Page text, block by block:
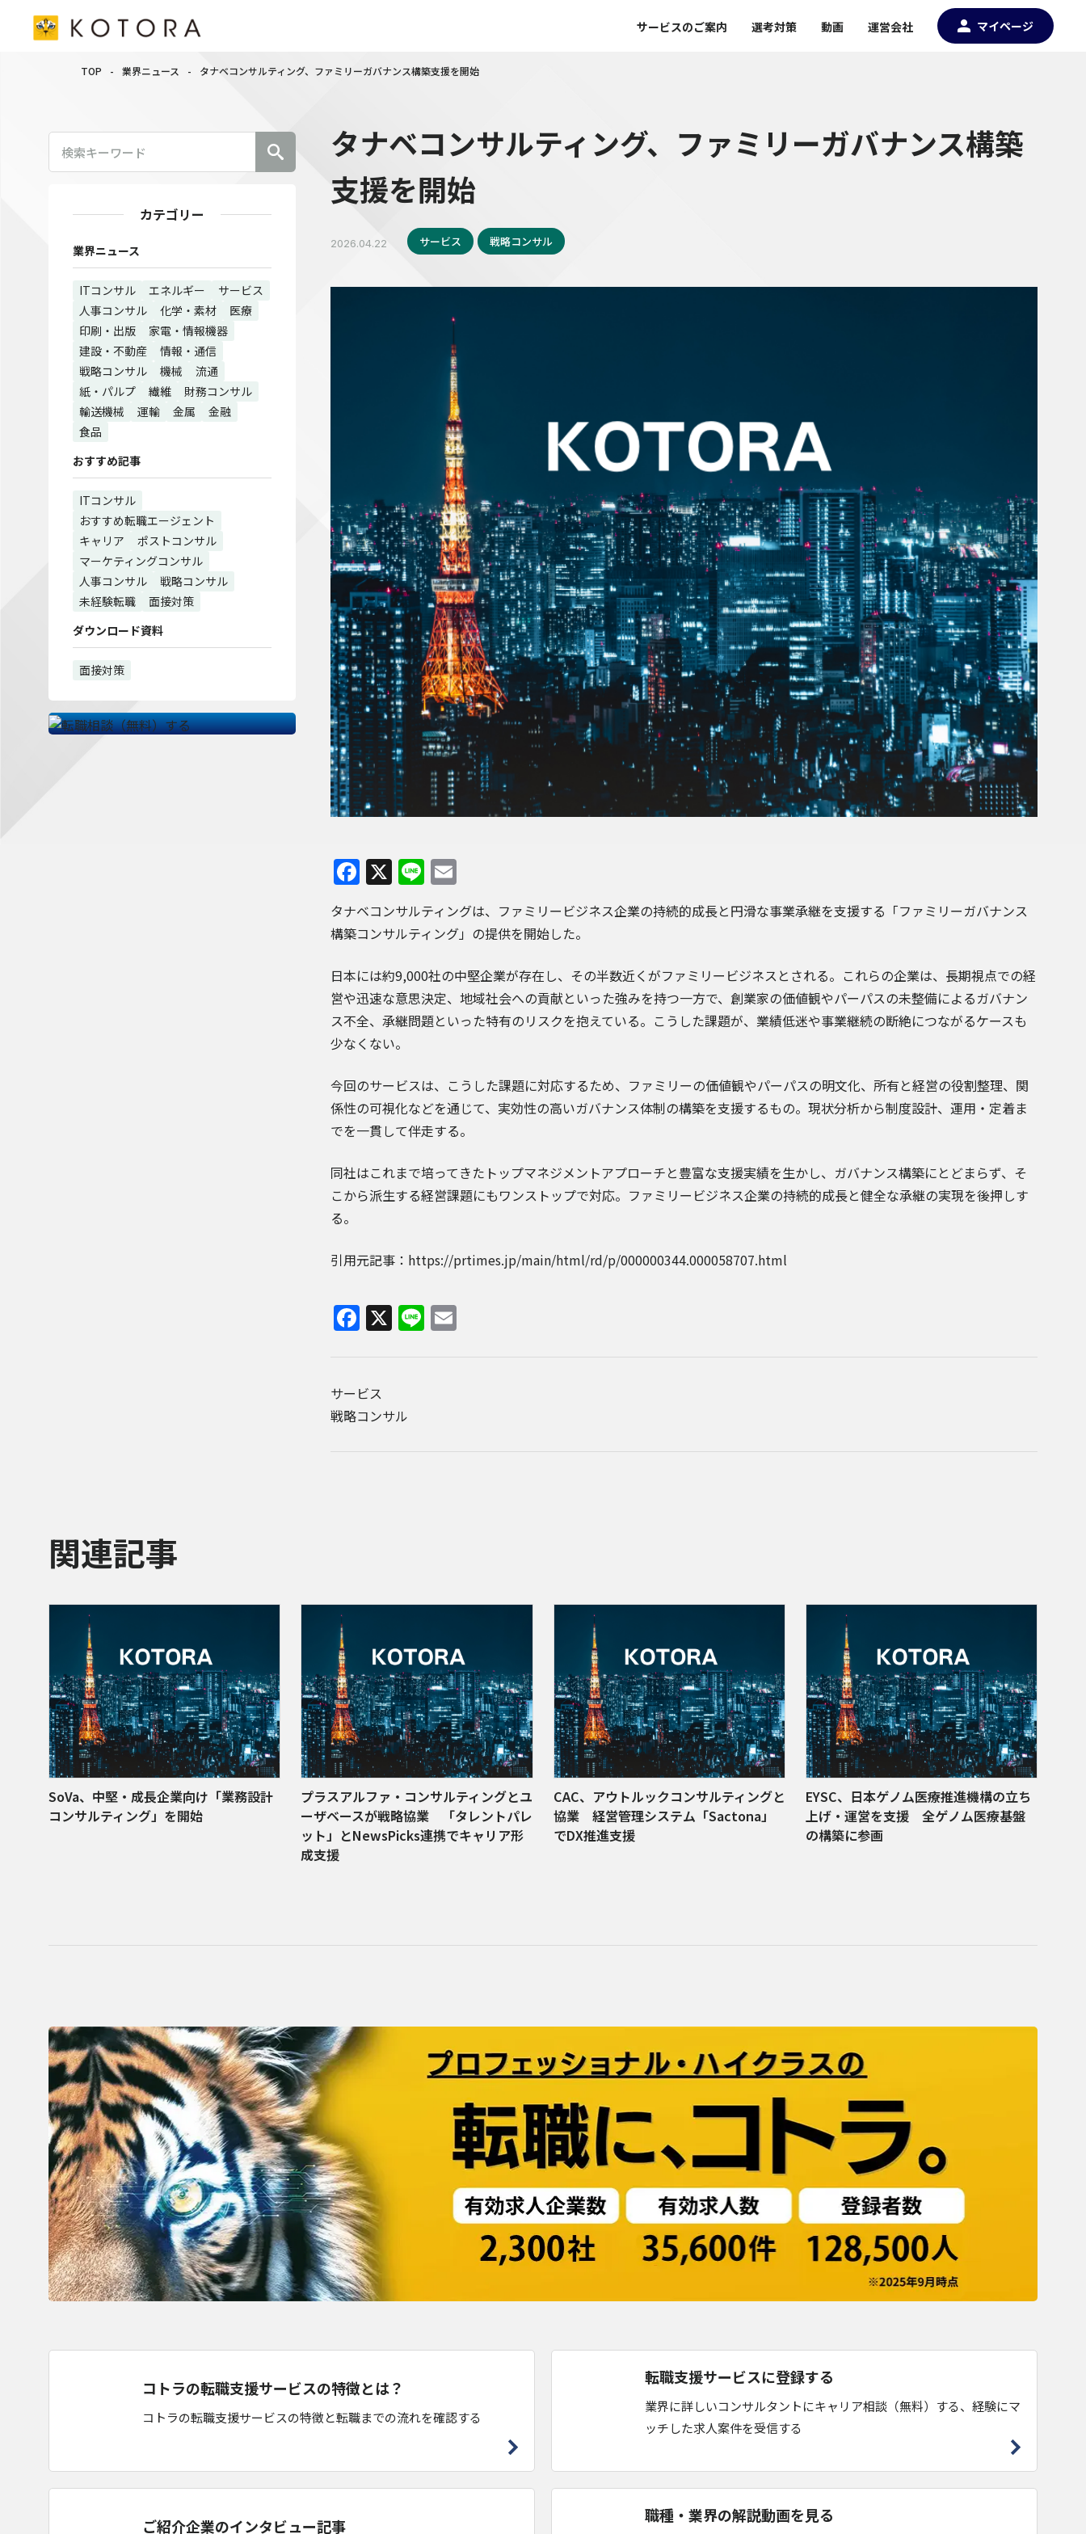
サービスのご案内 選考対策 動画 運営会社 マイページ
TOP - 業界ニュース - タナベコンサルティング、ファミリーガバナンス構築支援を開始
カテゴリー
業界ニュース
ITコンサル エネルギー
サービス
人事コンサル
化学・素材
医療
印刷・出版
家電・情報機器
建設・不動産
情報・通信
戦略コンサル
機械
流通
紙・パルプ
繊維
財務コンサル
輸送機械
運輸 金属
金融
食品
おすすめ記事
ITコンサル
おすすめ転職エージェント
キャリア
ポストコンサル
マーケティングコンサル
人事コンサル
戦略コンサル
未経験転職
面接対策
ダウンロード資料
面接対策
タナベコンサルティング、ファミリーガバナンス構築
支援を開始
2026.04.22 サービス 戦略コンサル
Facebook
X LineEmail
タナベコンサルティングは、ファミリービジネス企業の持続的成長と円滑な事業承継を支援する「ファミリーガバナンス
構築コンサルティング」の提供を開始した。
日本には約9,000社の中堅企業が存在し、その半数近くがファミリービジネスとされる。これらの企業は、長期視点での経
営や迅速な意思決定、地域社会への貢献といった強みを持つ一方で、創業家の価値観やパーパスの未整備によるガバナン
ス不全、承継問題といった特有のリスクを抱えている。こうした課題が、業績低迷や事業継続の断絶につながるケースも
少なくない。
今回のサービスは、こうした課題に対応するため、ファミリーの価値観やパーパスの明文化、所有と経営の役割整理、関
係性の可視化などを通じて、実効性の高いガバナンス体制の構築を支援するもの。現状分析から制度設計、運用・定着ま
でを一貫して伴走する。
同社はこれまで培ってきたトップマネジメントアプローチと豊富な支援実績を生かし、ガバナンス構築にとどまらず、そ
こから派生する経営課題にもワンストップで対応。ファミリービジネス企業の持続的成長と健全な承継の実現を後押しす
る。
引用元記事：https://prtimes.jp/main/html/rd/p/000000344.000058707.html
Facebook
X LineEmail
サービス
戦略コンサル
関連記事
SoVa、中堅・成長企業向け「業務設計
コンサルティング」を開始
プラスアルファ・コンサルティングとユ
ーザベースが戦略協業 「タレントパレ
ット」とNewsPicks連携でキャリア形
成支援
CAC、アウトルックコンサルティングと
協業 経営管理システム「Sactona」
でDX推進支援
EYSC、日本ゲノム医療推進機構の立ち
上げ・運営を支援 全ゲノム医療基盤
の構築に参画
コトラの転職支援サービスの特徴とは？
コトラの転職支援サービスの特徴と転職までの流れを確認する
転職支援サービスに登録する
業界に詳しいコンサルタントにキャリア相談（無料）する、経験にマ
ッチした求人案件を受信する
ご紹介企業のインタビュー記事
職種・業界の解説動画を見る